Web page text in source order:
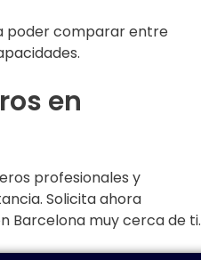
poder comparar entre
en
profesionales y
Solicita ahora
Barcelona muy cerca de ti.